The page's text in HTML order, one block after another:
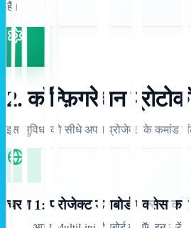
हैं।
2. कॉन्फ़िगरेशन
इस सुविधा को सीधे अपने प्रोजेक्ट के कमांड
चरण 1: प्रोजेक्ट डैशबोर्ड एक्सेस करें